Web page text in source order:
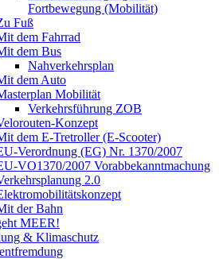
Fortbewegung (Mobilität)
Fuß
dem Fahrrad
dem Bus
Nahverkehrsplan
dem Auto
Mobilität
Verkehrsführung ZOB
Konzept
dem E-Tretroller (E-Scooter)
Verordnung (EG) Nr. 1370/2007
VO1370/2007 Vorabbekanntmachung
2.0
der Bahn
MEER!
& Klimaschutz